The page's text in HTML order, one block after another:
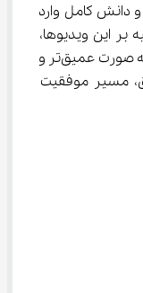
و دانش کامل وارد
این ویدیوها،
دانش‌آموزان با مطالب و مفاهیم درسی به صورت عمیق‌تر و
این طریق، مسیر موفقیت